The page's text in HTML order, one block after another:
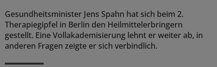
Gesundheitsminister Jens Spahn hat sich beim 2.
Therapiegipfel in Berlin den Heilmittelerbringern
gestellt. Eine Vollakademisierung lehnt er weiter ab, in
anderen Fragen zeigte er sich verbindlich.